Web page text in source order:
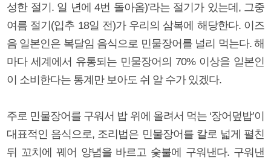
성한 절기. 일 년에 4번 돌아옴)’라는 절기가 있는데, 그중
여름 절기(입추 18일 전)가 우리의 삼복에 해당한다. 이즈
음 일본인은 복달임 음식으로 민물장어를 널리 먹는다. 해
마다 세계에서 유통되는 민물장어의 70% 이상을 일본인
이 소비한다는 통계만 보아도 쉬 알 수가 있겠다.
주로 민물장어를 구워서 밥 위에 올려서 먹는 ‘장어덮밥’이
대표적인 음식으로, 조리법은 민물장어를 칼로 넓게 펼친
뒤 꼬치에 꿰어 양념을 바르고 숯불에 구워낸다. 구워낸